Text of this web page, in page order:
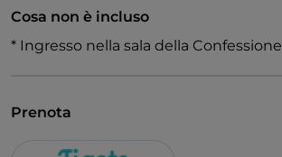
Cosa non è incluso
* Ingresso nella sala della Confessione
Prenota